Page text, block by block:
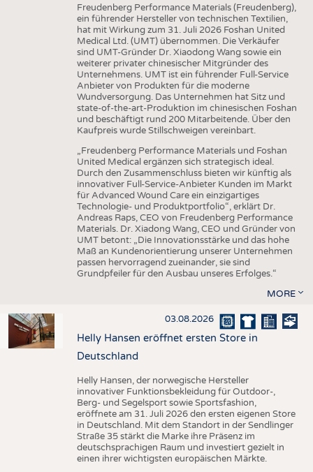
Freudenberg Performance Materials (Freudenberg),
ein führender Hersteller von technischen Textilien,
hat mit Wirkung zum 31. Juli 2026 Foshan United
Medical Ltd. (UMT) übernommen. Die Verkäufer
sind UMT-Gründer Dr. Xiaodong Wang sowie ein
weiterer privater chinesischer Mitgründer des
Unternehmens. UMT ist ein führender Full-Service
Anbieter von Produkten für die moderne
Wundversorgung. Das Unternehmen hat Sitz und
state-of-the-art-Produktion im chinesischen Foshan
und beschäftigt rund 200 Mitarbeitende. Über den
Kaufpreis wurde Stillschweigen vereinbart.
„Freudenberg Performance Materials und Foshan
United Medical ergänzen sich strategisch ideal.
Durch den Zusammenschluss bieten wir künftig als
innovativer Full-Service-Anbieter Kunden im Markt
für Advanced Wound Care ein einzigartiges
Technologie- und Produktportfolio“, erklärt Dr.
Andreas Raps, CEO von Freudenberg Performance
Materials. Dr. Xiadong Wang, CEO und Gründer von
UMT betont: „Die Innovationsstärke und das hohe
Maß an Kundenorientierung unserer Unternehmen
passen hervorragend zueinander, sie sind
Grundpfeiler für den Ausbau unseres Erfolges.“
MORE
03.08.2026
Helly Hansen eröffnet ersten Store in
Deutschland
Helly Hansen, der norwegische Hersteller
innovativer Funktionsbekleidung für Outdoor-,
Berg- und Segelsport sowie Sportsfashion,
eröffnete am 31. Juli 2026 den ersten eigenen Store
in Deutschland. Mit dem Standort in der Sendlinger
Straße 35 stärkt die Marke ihre Präsenz im
deutschsprachigen Raum und investiert gezielt in
einen ihrer wichtigsten europäischen Märkte.